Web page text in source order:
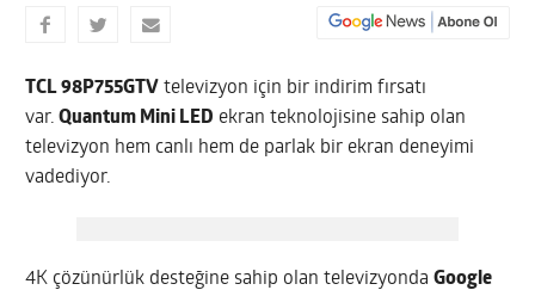
TCL 98P755GTV televizyon için bir indirim fırsatı
var. Quantum Mini LED ekran teknolojisine sahip olan
televizyon hem canlı hem de parlak bir ekran deneyimi
vadediyor.
4K çözünürlük desteğine sahip olan televizyondaGoogle